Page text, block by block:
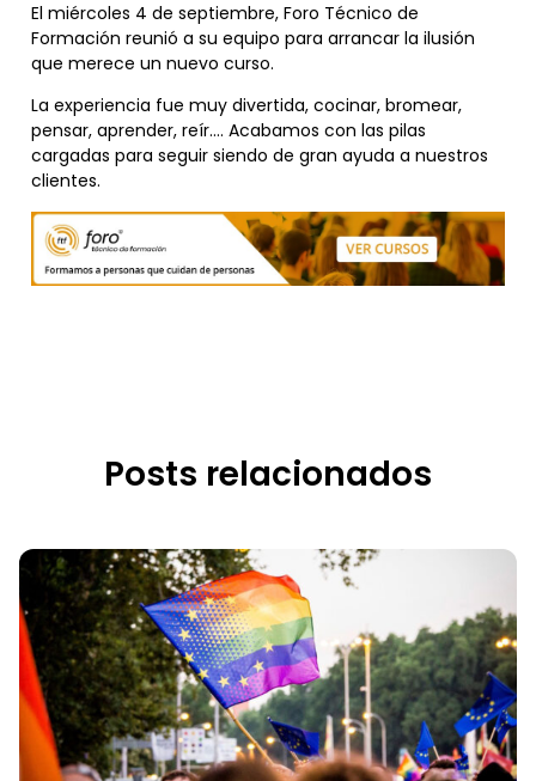
El miércoles 4 de septiembre, Foro Técnico de
Formación reunió a su equipo para arrancar la ilusión
que merece un nuevo curso.
La experiencia fue muy divertida, cocinar, bromear,
pensar, aprender, reír…. Acabamos con las pilas
cargadas para seguir siendo de gran ayuda a nuestros
clientes.
Posts relacionados